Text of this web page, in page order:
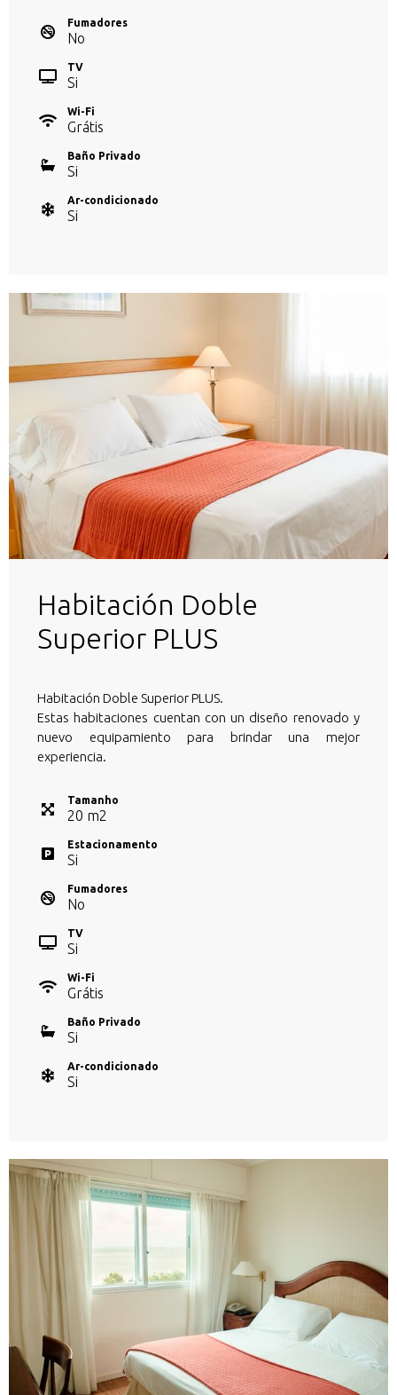
Fumadores
No
TV
Si
Wi-Fi
Grátis
Baño Privado
Si
Ar-condicionado
Si
Habitación Doble
Superior PLUS
Habitación Doble Superior PLUS.
Estas habitaciones cuentan con un diseño renovado y
nuevo equipamiento para brindar una mejor
experiencia.
Tamanho
20 m2
Estacionamento
Si
Fumadores
No
TV
Si
Wi-Fi
Grátis
Baño Privado
Si
Ar-condicionado
Si